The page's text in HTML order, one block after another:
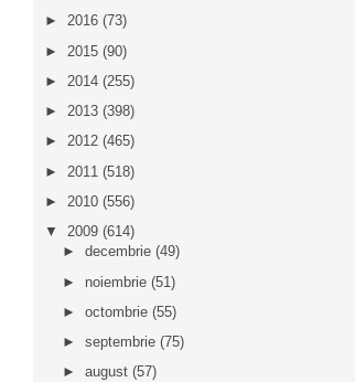
► 2016 (73)
► 2015 (90)
► 2014 (255)
► 2013 (398)
► 2012 (465)
► 2011 (518)
► 2010 (556)
▼ 2009 (614)
► decembrie (49)
► noiembrie (51)
► octombrie (55)
► septembrie (75)
► august (57)